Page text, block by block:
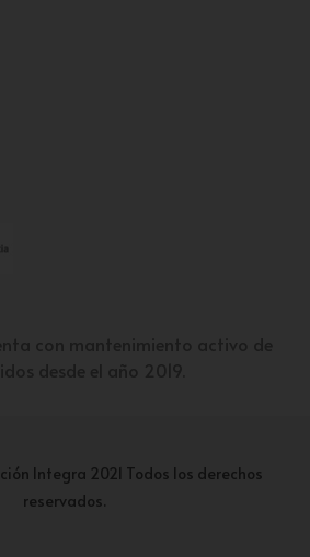
Integra 2021 Todos los derechos
reservados.